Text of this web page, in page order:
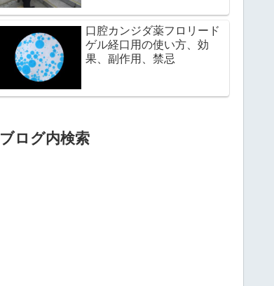
口腔カンジダ薬フロリード
ゲル経口用の使い方、効
果、副作用、禁忌
ブログ内検索